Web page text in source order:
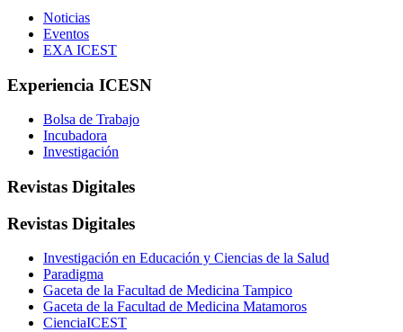
Noticias
Eventos
EXA ICEST
Experiencia ICESN
Bolsa de Trabajo
Incubadora
Investigación
Revistas Digitales
Revistas Digitales
Investigación en Educación y Ciencias de la Salud
Paradigma
Gaceta de la Facultad de Medicina Tampico
Gaceta de la Facultad de Medicina Matamoros
CienciaICEST